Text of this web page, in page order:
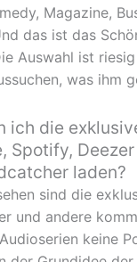
Magazine,
das ist das
Auswahl ist
was ihm
ich die
Spotify,
laden?
sind die
und andere
keine